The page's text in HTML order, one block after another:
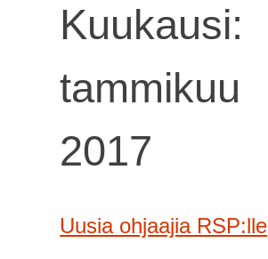
Kuukausi:
tammikuu
2017
Uusia ohjaajia RSP:lle